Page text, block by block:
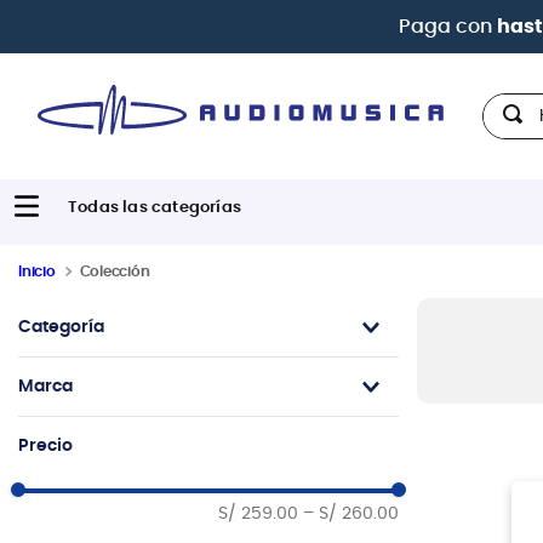
Paga con
Hola,
Inicio Colección
Categoría
Marca
Precio
S/ 259.00 – S/ 260.00